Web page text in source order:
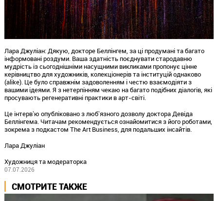
Лара Джуліан:Дякую, докторе Беллінгем, за ці продумані та багато
інформовані роздуми.Ваша здатність поєднувати стародавню
мудрість із сьогоднішніми насущними викликами пропонує цінне
керівництво для художників, колекціонерів та інституцій однаково
(alike).Це було справжнім задоволенням і честю взаємодіяти з
вашими ідеями.Я з нетерпінням чекаю на багато подібних діалогів, які
просувають регенеративні практики в арт-світі.
Це інтервʼю опубліковано з любʼязного дозволу доктора Девіда
Беллінгема. Читачам рекомендується ознайомитися з його роботами,
зокрема з подкастом The Art Business, для подальших інсайтів.
Лара Джуліан
Художниця та модераторка
07.07.2026
СМОТРИТЕ ТАКЖЕ